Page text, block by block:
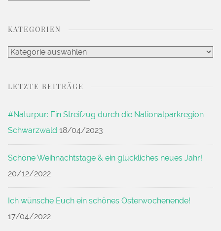
KATEGORIEN
Kategorien
LETZTE BEITRÄGE
#Naturpur: Ein Streifzug durch die Nationalparkregion
Schwarzwald 18/04/2023
Schöne Weihnachtstage & ein glückliches neues Jahr!
20/12/2022
Ich wünsche Euch ein schönes Osterwochenende!
17/04/2022